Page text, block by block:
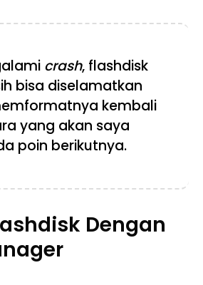
crash, flashdisk
bisa diselamatkan
kembali
yang akan saya
poin berikutnya.
Dengan